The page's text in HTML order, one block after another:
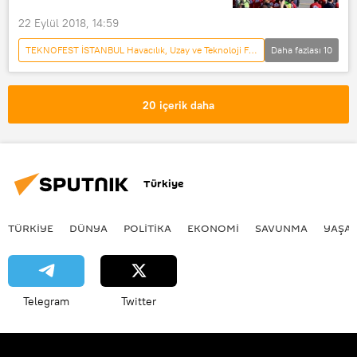
22 Eylül 2018, 14:59
TEKNOFEST İSTANBUL Havacılık, Uzay ve Teknoloji Festivali
DÜNYA
SAVUNMA
YAŞAM
POLİTİKA
İstanbul
İstanbul Yeni Havalimanı
Daha fazlası 10
20 içerik daha
Türkiye
TÜRKIYE DÜNYA POLİTİKA EKONOMİ SAVUNMA
Telegram Twitter